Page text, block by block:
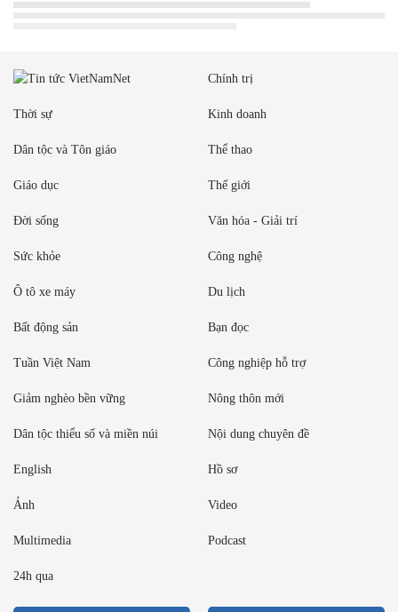
Chính trị
Thời sự Kinh doanh
Dân tộc và Tôn giáo Thể thao
Giáo dục Thế giới
Đời sống Văn hóa - Giải trí
Sức khỏe Công nghệ
Ô tô xe máy Du lịch
Bất động sản Bạn đọc
Tuần Việt Nam Công nghiệp hỗ trợ
Giảm nghèo bền vững Nông thôn mới
Dân tộc thiểu số và miền núi Nội dung chuyên đề
English Hồ sơ
Ảnh Video
Multimedia Podcast
24h qua